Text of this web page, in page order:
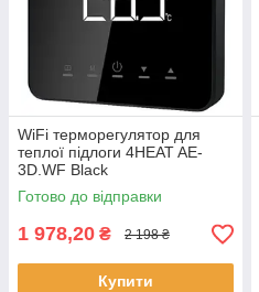
WiFi терморегулятор для
теплої підлоги 4HEAT AE-
3D.WF Black
Готово до відправки
1 978,20 ₴ 2 198 ₴
Купити